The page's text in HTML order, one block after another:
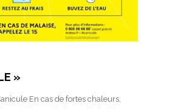
»
En cas de fortes chaleurs,